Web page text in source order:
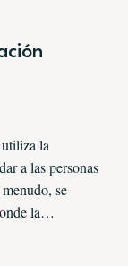
la
a las personas
se
la…